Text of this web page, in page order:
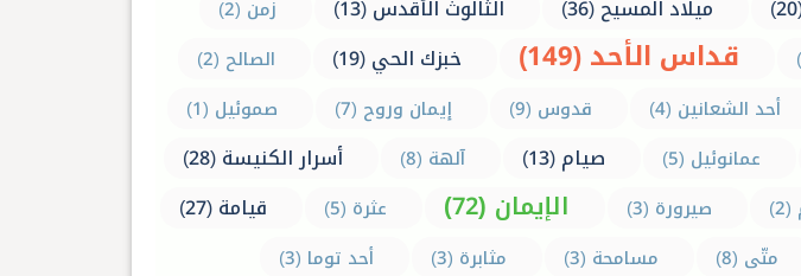
ميلاد المسيح (36) الثالوث الأقدس (13) زمن (2)
قداس الأحد (149) خبزك الحي (19)
الصالح (2)
أحد الشعانين (4) قدوس (9) إيمان وروح (7) صموئيل (1)
عمانوئيل (5) صيام (13) آلهة (8)
أسرار الكنيسة (28)
صيرورة (3) الإيمان (72) عثرة (5) قيامة (27)
متّى (8) مسامحة (3) مثابرة (3) أحد توما (3)